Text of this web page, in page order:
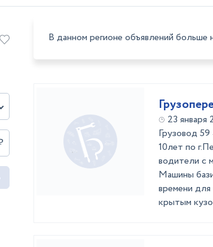
В данном регионе объявлений больше
23 января
Грузовод
10лет по
водители с
Машины
времени
крытым